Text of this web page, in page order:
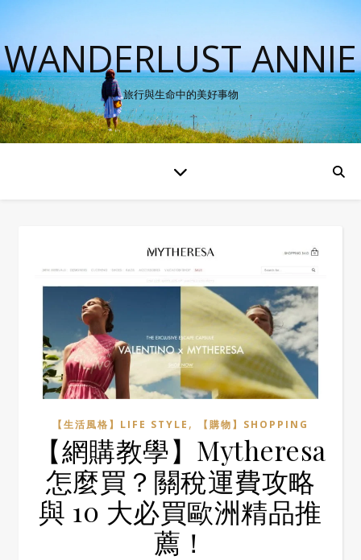
WANDERLUST ANNIE
旅行與生命中的美好事物
【生活風格】LIFE STYLE , 【購物】SHOPPING
【網購教學】Mytheresa
怎麼買？關稅運費攻略
與 10 大必買歐洲精品推
薦！